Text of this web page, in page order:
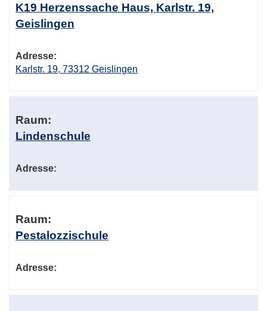
K19 Herzenssache Haus, Karlstr. 19,
Geislingen
Adresse:
Karlstr. 19, 73312 Geislingen
Raum:
Lindenschule
Adresse:
Raum:
Pestalozzischule
Adresse: